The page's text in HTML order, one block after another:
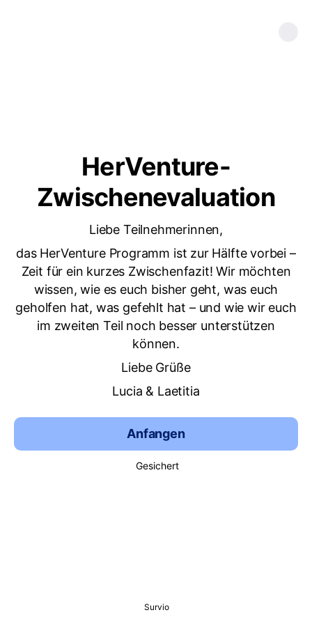
HerVenture-
Zwischenevaluation
Liebe Teilnehmerinnen,
das HerVenture Programm ist zur Hälfte vorbei –
Zeit für ein kurzes Zwischenfazit! Wir möchten
wissen, wie es euch bisher geht, was euch
geholfen hat, was gefehlt hat – und wie wir euch
im zweiten Teil noch besser unterstützen
können.
Liebe Grüße
Lucia & Laetitia
Anfangen
Gesichert
Survio